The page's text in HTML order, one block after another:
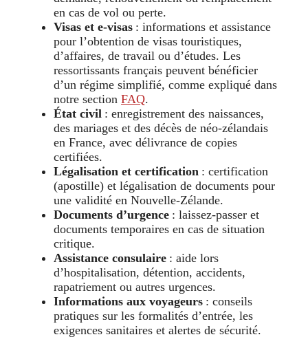
en cas de vol ou perte.
Visas et e‑visas : informations et assistance
pour l’obtention de visas touristiques,
d’affaires, de travail ou d’études. Les
ressortissants français peuvent bénéficier
d’un régime simplifié, comme expliqué dans
notre section FAQ.
État civil : enregistrement des naissances,
des mariages et des décès de néo‑zélandais
en France, avec délivrance de copies
certifiées.
Légalisation et certification : certification
(apostille) et légalisation de documents pour
une validité en Nouvelle‑Zélande.
Documents d’urgence : laissez‑passer et
documents temporaires en cas de situation
critique.
Assistance consulaire : aide lors
d’hospitalisation, détention, accidents,
rapatriement ou autres urgences.
Informations aux voyageurs : conseils
pratiques sur les formalités d’entrée, les
exigences sanitaires et alertes de sécurité.